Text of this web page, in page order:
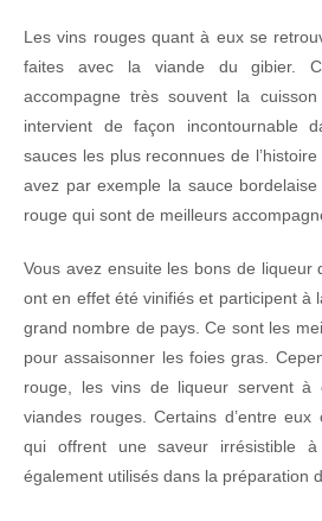
Les vins rouges quant à eux se
faites avec la viande du gibier.
accompagne très souvent la
intervient de façon incontournable
sauces les plus reconnues de
avez par exemple la sauce
rouge qui sont de meilleurs
Vous avez ensuite les bons de liqueur
ont en effet été vinifiés et participent à
grand nombre de pays. Ce sont les
pour assaisonner les foies gras.
rouge, les vins de liqueur servent à
viandes rouges. Certains d’entre
qui offrent une saveur irrésistible
également utilisés dans la préparation